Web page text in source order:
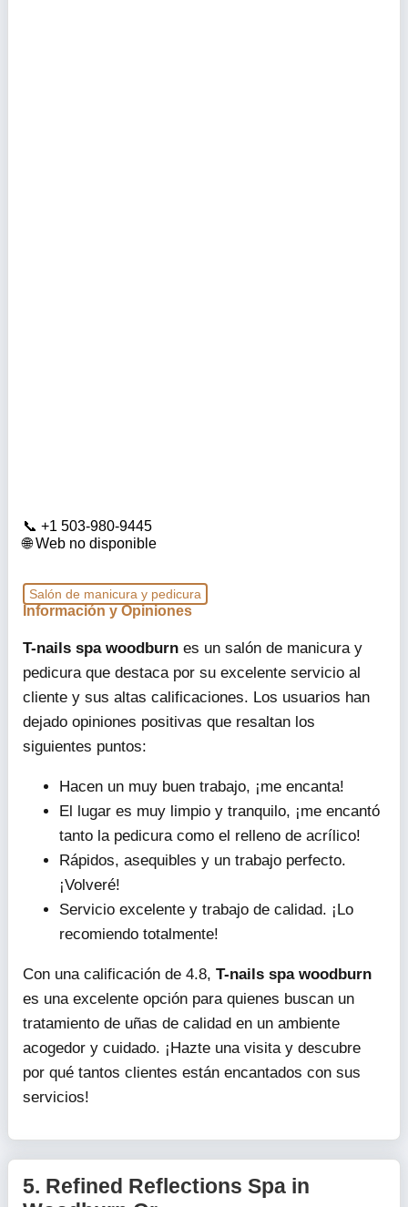
+1 503-980-9445
Web no disponible
Salón de manicura y pedicura
Información y Opiniones
T-nails spa woodburn es un salón de manicura y
pedicura que destaca por su excelente servicio al
cliente y sus altas calificaciones. Los usuarios han
dejado opiniones positivas que resaltan los
siguientes puntos:
Hacen un muy buen trabajo, ¡me encanta!
El lugar es muy limpio y tranquilo, ¡me encantó
tanto la pedicura como el relleno de acrílico!
Rápidos, asequibles y un trabajo perfecto.
¡Volveré!
Servicio excelente y trabajo de calidad. ¡Lo
recomiendo totalmente!
Con una calificación de 4.8, T-nails spa woodburn
es una excelente opción para quienes buscan un
tratamiento de uñas de calidad en un ambiente
acogedor y cuidado. ¡Hazte una visita y descubre
por qué tantos clientes están encantados con sus
servicios!
5. Refined Reflections Spa in